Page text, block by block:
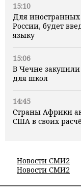
15:10
Для
России, будет
языку
15:06
В Чечне
для школ
14:45
Страны Африки
США в своих
Новости СМИ2
Новости СМИ2